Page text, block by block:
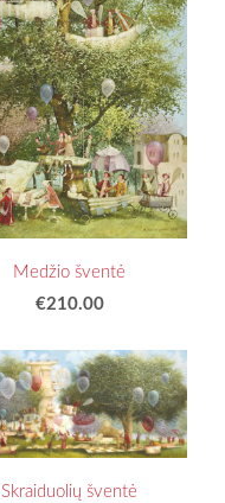
Medžio šventė
€210.00
Skraiduolių šventė